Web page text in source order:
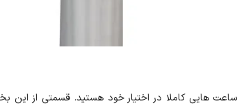
هایی کاملا در اختیار خود هستید. قسمتی از این